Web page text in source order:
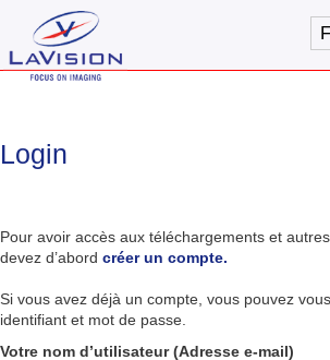
Login
Pour avoir accès aux téléchargements et
devez d’abord créer un compte.
Si vous avez déjà un compte, vous pouvez
identifiant et mot de passe.
Votre nom d’utilisateur (Adresse e-mail)